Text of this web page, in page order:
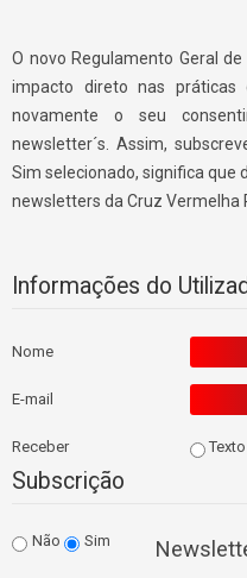
O novo Regulamento Geral
impacto direto nas práticas
novamente o seu
newsletter´s. Assim,
Sim selecionado, significa que
newsletters da Cruz Vermelha
Informações do
Nome
E-mail
Receber Texto
Subscrição
Não Sim